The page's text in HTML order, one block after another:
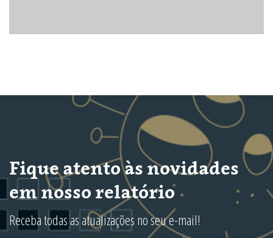
Fique atento às novidades
em nosso relatório
Receba todas as atualizações no seu e-mail!